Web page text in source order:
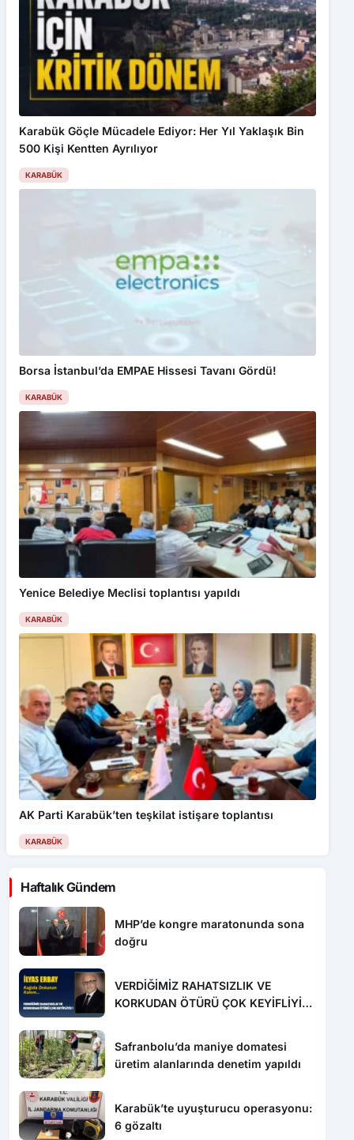
Karabük Göçle Mücadele Ediyor: Her Yıl Yaklaşık Bin
500 Kişi Kentten Ayrılıyor
KARABÜK
Borsa İstanbul’da EMPAE Hissesi Tavanı Gördü!
KARABÜK
Yenice Belediye Meclisi toplantısı yapıldı
KARABÜK
AK Parti Karabük’ten teşkilat istişare toplantısı
KARABÜK
Haftalık Gündem
MHP’de kongre maratonunda sona
doğru
VERDİĞİMİZ RAHATSIZLIK VE
KORKUDAN ÖTÜRÜ ÇOK KEYİFLİYİZ
Safranbolu’da maniye domatesi
üretim alanlarında denetim yapıldı
Karabük’te uyuşturucu operasyonu:
6 gözaltı